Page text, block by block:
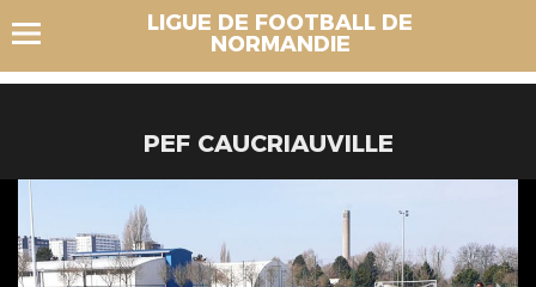
LIGUE DE FOOTBALL DE
NORMANDIE
PEF CAUCRIAUVILLE